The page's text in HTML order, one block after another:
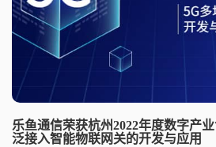
乐鱼通信荣获杭州2022年度数字产
泛接入智能物联网关的开发与应用